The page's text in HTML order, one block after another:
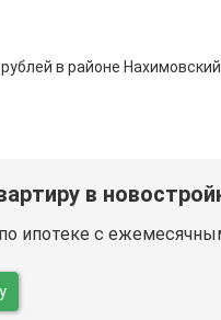
в районе
в
ипотеке с